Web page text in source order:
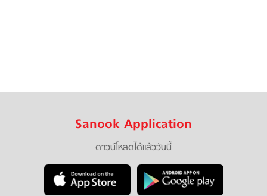
Sanook Application
ดาวน์โหลดได้แล้ววันนี้